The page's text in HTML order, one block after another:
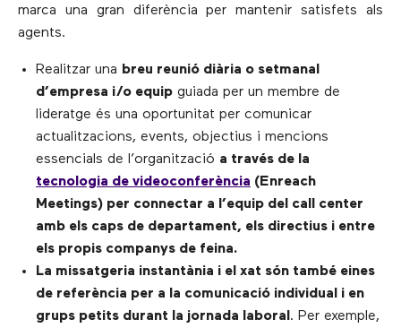
marca una gran diferència per mantenir satisfets als
agents.
Realitzar una breu reunió diària o setmanal
d’empresa i/o equip guiada per un membre de
lideratge és una oportunitat per comunicar
actualitzacions, events, objectius i mencions
essencials de l’organització a través de la
tecnologia de videoconferència (Enreach
Meetings) per connectar a l’equip del call center
amb els caps de departament, els directius i entre
els propis companys de feina.
La missatgeria instantània i el xat són també eines
de referència per a la comunicació individual i en
grups petits durant la jornada laboral . Per exemple,